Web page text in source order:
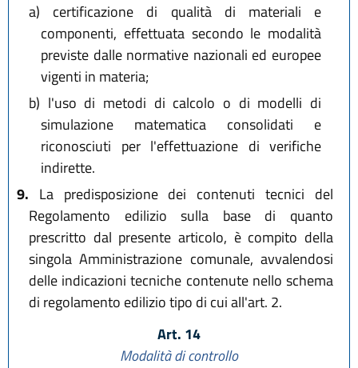
a) certificazione di qualità di materiali e
componenti, effettuata secondo le modalità
previste dalle normative nazionali ed europee
vigenti in materia;
b) l'uso di metodi di calcolo o di modelli di
simulazione matematica consolidati e
riconosciuti per l'effettuazione di verifiche
indirette.
9. La predisposizione dei contenuti tecnici del
Regolamento edilizio sulla base di quanto
prescritto dal presente articolo, è compito della
singola Amministrazione comunale, avvalendosi
delle indicazioni tecniche contenute nello schema
di regolamento edilizio tipo di cui all'art. 2.
Art. 14
Modalità di controllo